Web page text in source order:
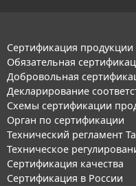
Сертификация продукции
Обязательная
Добровольная
Декларирование
Схемы сертификации
Орган по сертификации
Технический регламент
Техническое
Сертификация качества
Сертификация в России